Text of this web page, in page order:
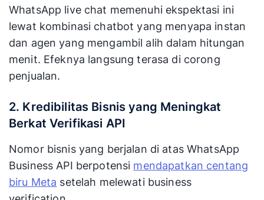
WhatsApp live chat memenuhi ekspektasi ini
lewat kombinasi chatbot yang menyapa instan
dan agen yang mengambil alih dalam hitungan
menit. Efeknya langsung terasa di corong
penjualan.
2. Kredibilitas Bisnis yang Meningkat
Berkat Verifikasi API
Nomor bisnis yang berjalan di atas WhatsApp
Business API berpotensi mendapatkan centang
biru Meta setelah melewati business